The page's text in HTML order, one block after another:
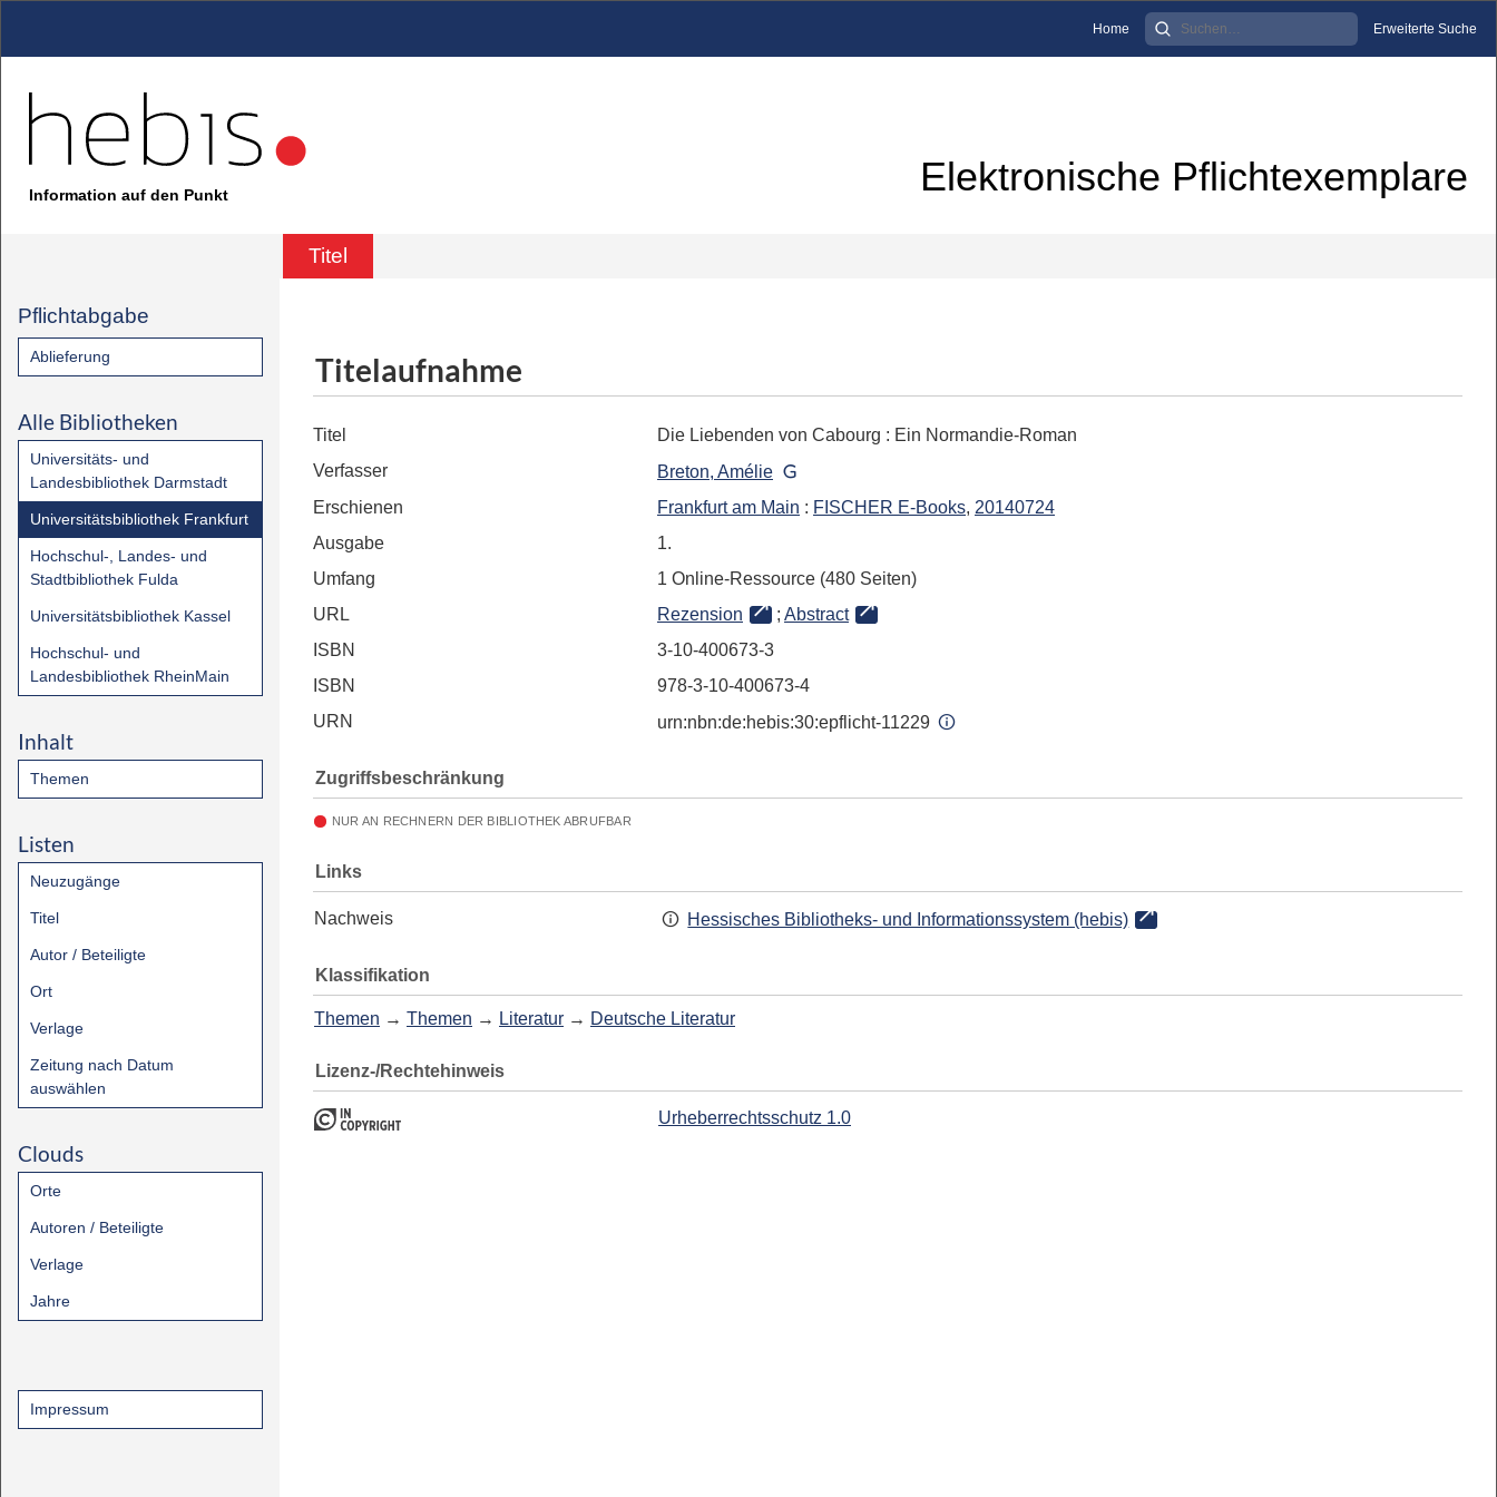
Home Erweiterte Suche
Information auf den Punkt Elektronische Pflichtexemplare
Titel
Pflichtabgabe
Ablieferung
Alle Bibliotheken
Universitäts- und
Landesbibliothek Darmstadt
Universitätsbibliothek Frankfurt
Hochschul-, Landes- und
Stadtbibliothek Fulda
Universitätsbibliothek Kassel
Hochschul- und
Landesbibliothek RheinMain
Inhalt
Themen
Listen
Neuzugänge
Titel
Autor / Beteiligte
Ort
Verlage
Zeitung nach Datum
auswählen
Clouds
Orte
Autoren / Beteiligte
Verlage
Jahre
Impressum
Titelaufnahme
Titel Die Liebenden von Cabourg : Ein Normandie-Roman
Verfasser
Breton, Amélie
Erschienen
Frankfurt am Main : FISCHER E-Books, 20140724
Ausgabe
1.
Umfang
1 Online-Ressource (480 Seiten)
URL
Rezension ; Abstract
ISBN
3-10-400673-3
ISBN
978-3-10-400673-4
URN
urn:nbn:de:hebis:30:epflicht-11229
Zugriffsbeschränkung
NUR AN RECHNERN DER BIBLIOTHEK ABRUFBAR
Links
Nachweis Hessisches Bibliotheks- und Informationssystem (hebis)
Klassifikation
Themen → Themen → Literatur → Deutsche Literatur
Lizenz-/Rechtehinweis
Urheberrechtsschutz 1.0